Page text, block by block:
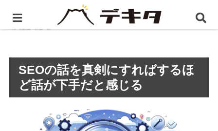
ホーム BLOG
SEOの話を真剣にすればするほど話が
SEOの話を真剣にすればするほ
ど話が下手だと感じる